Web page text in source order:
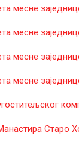
месне
месне
месне
месне
Старо